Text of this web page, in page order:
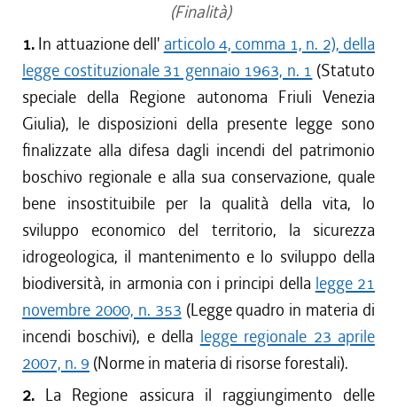
(Finalità)
1. In attuazione dell' articolo 4, comma 1, n. 2), della
legge costituzionale 31 gennaio 1963, n. 1 (Statuto
speciale della Regione autonoma Friuli Venezia
Giulia), le disposizioni della presente legge sono
finalizzate alla difesa dagli incendi del patrimonio
boschivo regionale e alla sua conservazione, quale
bene insostituibile per la qualità della vita, lo
sviluppo economico del territorio, la sicurezza
idrogeologica, il mantenimento e lo sviluppo della
biodiversità, in armonia con i principi della legge 21
novembre 2000, n. 353 (Legge quadro in materia di
incendi boschivi), e della legge regionale 23 aprile
2007, n. 9 (Norme in materia di risorse forestali).
2. La Regione assicura il raggiungimento delle